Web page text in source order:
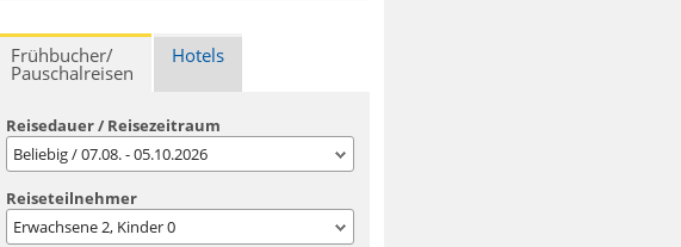
Frühbucher/
Pauschalreisen
Hotels
Reisedauer / Reisezeitraum
Beliebig / 07.08. - 05.10.2026
Reiseteilnehmer
Erwachsene2, Kinder0